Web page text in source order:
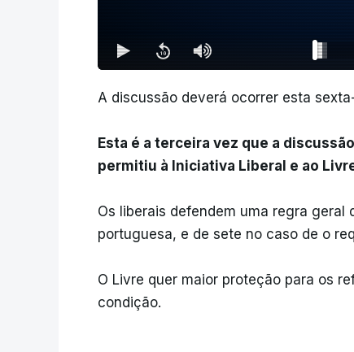
A discussão deverá ocorrer esta
Esta é a terceira vez que a
permitiu à Iniciativa Liberal e ao
Os liberais defendem uma regra geral
portuguesa, e de sete no caso de o
O Livre quer maior proteção para os
condição.